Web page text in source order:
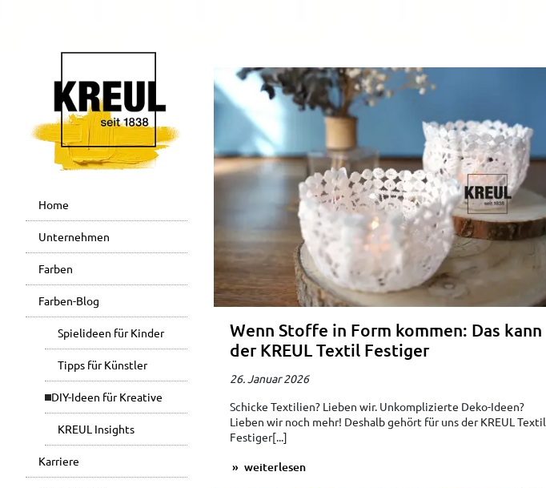
Home
Unternehmen
Farben
Farben-Blog
Spielideen für Kinder
Tipps für Künstler
DIY-Ideen für Kreative
KREUL Insights
Karriere
Wenn Stoffe in Form kommen: Das kann
der KREUL Textil Festiger
26. Januar 2026
Schicke Textilien? Lieben wir. Unkomplizierte Deko-Ideen?
Lieben wir noch mehr! Deshalb gehört für uns der KREUL Textil
Festiger[...]
weiterlesen